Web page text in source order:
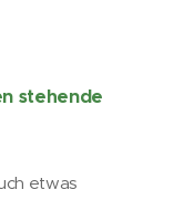
stehende
etwas